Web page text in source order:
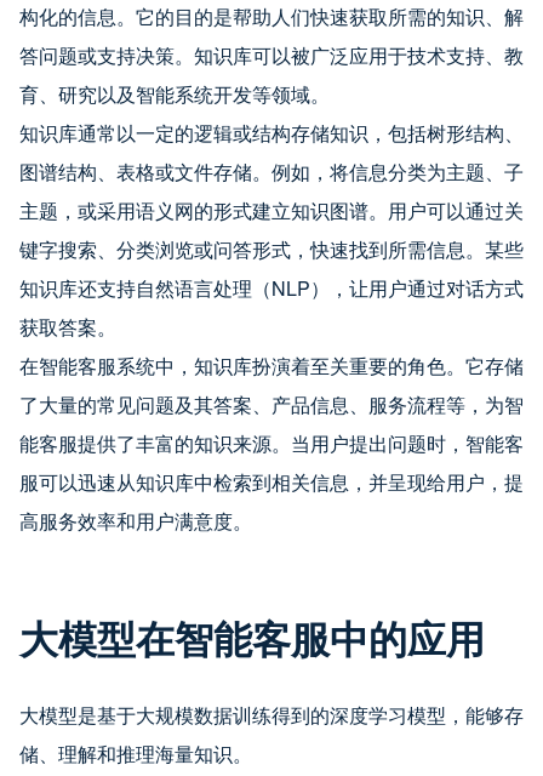
构化的信息。它的目的是帮助人们快速获取所需的知识、解
答问题或支持决策。知识库可以被广泛应用于技术支持、教
育、研究以及智能系统开发等领域。
知识库通常以一定的逻辑或结构存储知识，包括树形结构、
图谱结构、表格或文件存储。例如，将信息分类为主题、子
主题，或采用语义网的形式建立知识图谱。用户可以通过关
键字搜索、分类浏览或问答形式，快速找到所需信息。某些
知识库还支持自然语言处理（NLP），让用户通过对话方式
获取答案。
在智能客服系统中，知识库扮演着至关重要的角色。它存储
了大量的常见问题及其答案、产品信息、服务流程等，为智
能客服提供了丰富的知识来源。当用户提出问题时，智能客
服可以迅速从知识库中检索到相关信息，并呈现给用户，提
高服务效率和用户满意度。
大模型在智能客服中的应用
大模型是基于大规模数据训练得到的深度学习模型，能够存
储、理解和推理海量知识。